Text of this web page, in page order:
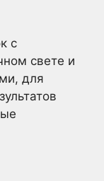
с
свете и
для